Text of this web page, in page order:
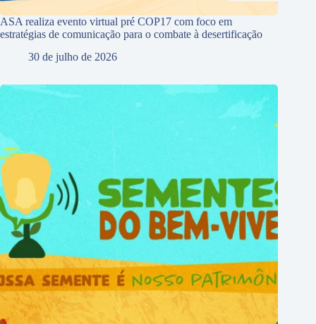
ASA realiza evento virtual pré COP17 com foco em
estratégias de comunicação para o combate à desertificação
30 de julho de 2026